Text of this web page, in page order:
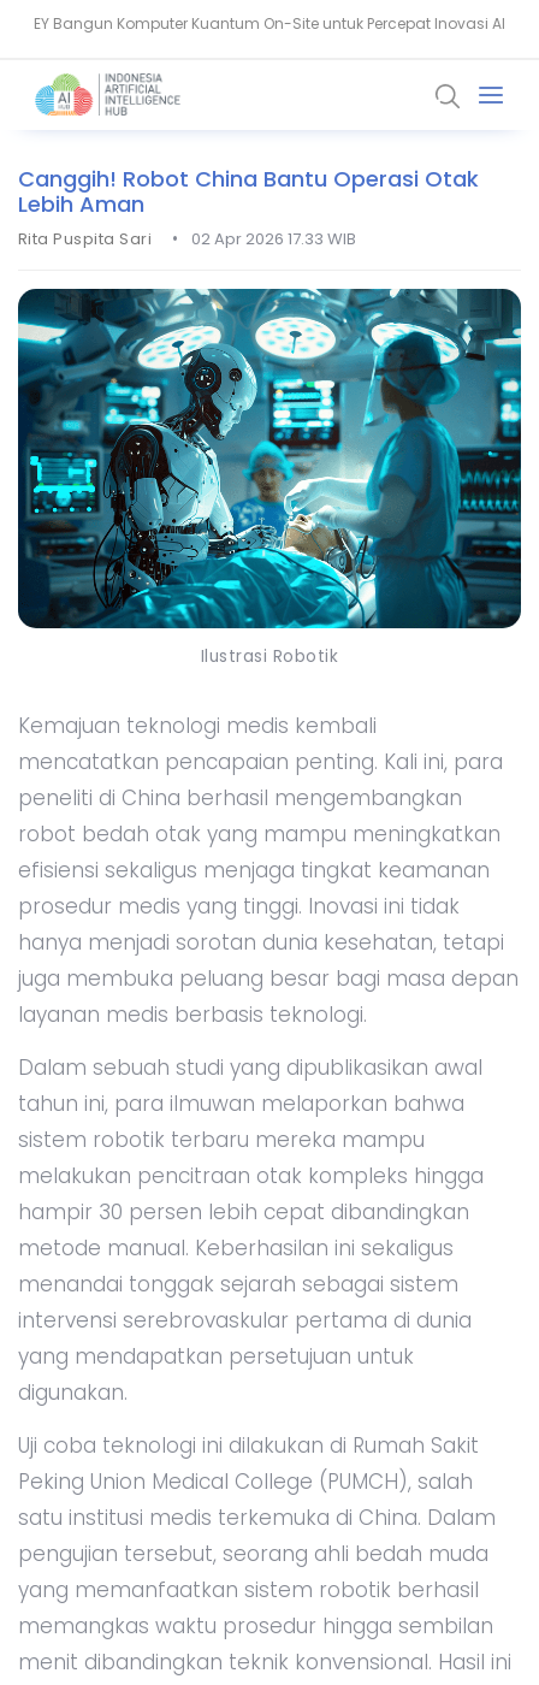
Aiven Dorong Sovereign AI untuk Perkuat Layanan Kesehatan RI
Canggih! Robot China Bantu Operasi Otak
Lebih Aman
Rita Puspita Sari • 02 Apr 2026 17.33 WIB
Ilustrasi Robotik
Kemajuan teknologi medis kembali
mencatatkan pencapaian penting. Kali ini, para
peneliti di China berhasil mengembangkan
robot bedah otak yang mampu meningkatkan
efisiensi sekaligus menjaga tingkat keamanan
prosedur medis yang tinggi. Inovasi ini tidak
hanya menjadi sorotan dunia kesehatan, tetapi
juga membuka peluang besar bagi masa depan
layanan medis berbasis teknologi.
Dalam sebuah studi yang dipublikasikan awal
tahun ini, para ilmuwan melaporkan bahwa
sistem robotik terbaru mereka mampu
melakukan pencitraan otak kompleks hingga
hampir 30 persen lebih cepat dibandingkan
metode manual. Keberhasilan ini sekaligus
menandai tonggak sejarah sebagai sistem
intervensi serebrovaskular pertama di dunia
yang mendapatkan persetujuan untuk
digunakan.
Uji coba teknologi ini dilakukan di Rumah Sakit
Peking Union Medical College (PUMCH), salah
satu institusi medis terkemuka di China. Dalam
pengujian tersebut, seorang ahli bedah muda
yang memanfaatkan sistem robotik berhasil
memangkas waktu prosedur hingga sembilan
menit dibandingkan teknik konvensional. Hasil ini